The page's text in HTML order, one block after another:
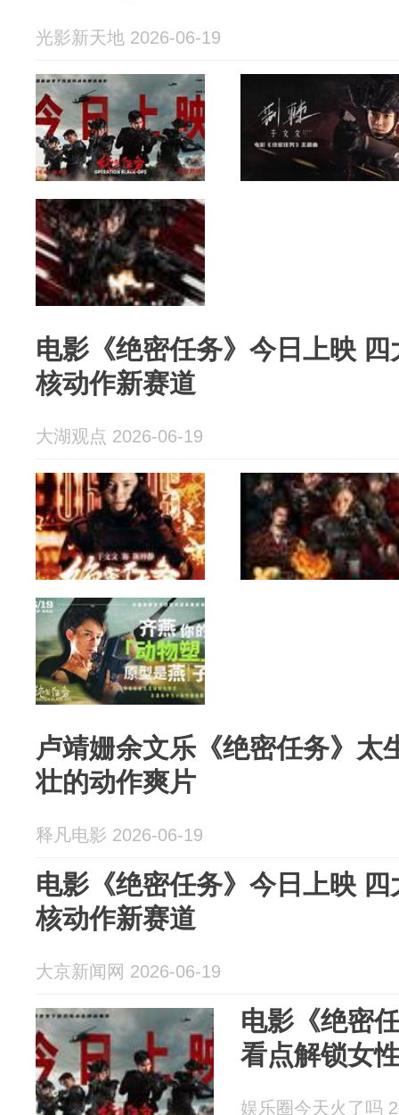
光影新天地 2026-06-19
电影《绝密任务》今日上映
核动作新赛道
大湖观点 2026-06-19
卢靖姗余文乐《绝密任务》太
壮的动作爽片
释凡电影 2026-06-19
电影《绝密任务》今日上映
核动作新赛道
大京新闻网 2026-06-19
电影《绝密
看点解锁女
娱乐圈今天火了吗